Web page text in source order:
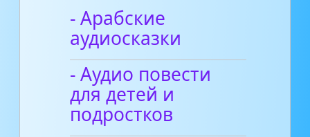
- Арабские
аудиосказки
- Аудио повести
для детей и
подростков